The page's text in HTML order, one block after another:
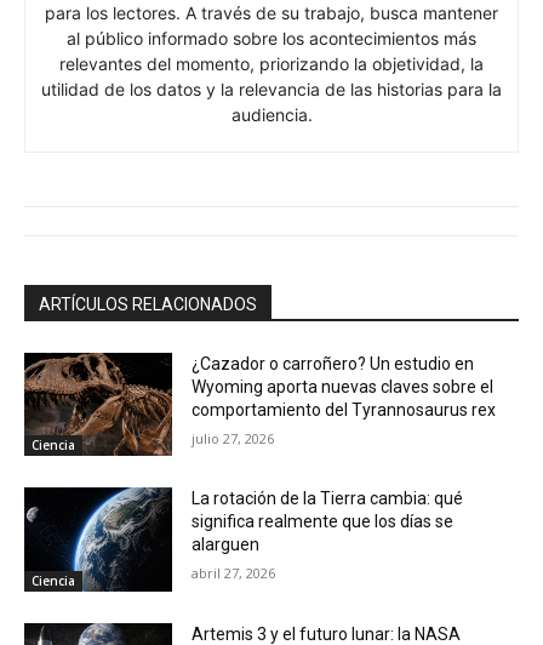
para los lectores. A través de su trabajo, busca mantener
al público informado sobre los acontecimientos más
relevantes del momento, priorizando la objetividad, la
utilidad de los datos y la relevancia de las historias para la
audiencia.
ARTÍCULOS RELACIONADOS
Ciencia
¿Cazador o carroñero? Un estudio en
Wyoming aporta nuevas claves sobre el
comportamiento del Tyrannosaurus rex
julio 27, 2026
Ciencia
La rotación de la Tierra cambia: qué
significa realmente que los días se
alarguen
abril 27, 2026
Artemis 3 y el futuro lunar: la NASA